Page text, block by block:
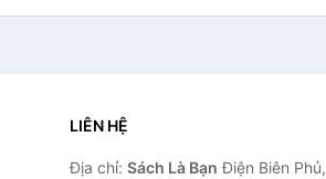
LIÊN HỆ
Địa chỉ: Sách Là Bạn Điện Biên Phủ,